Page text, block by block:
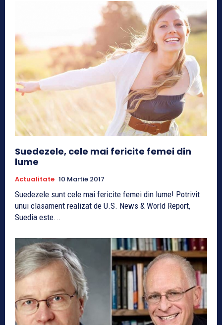
Suedezele, cele mai fericite femei din
lume
Actualitate 10 Martie 2017
Suedezele sunt cele mai fericite femei din lume! Potrivit
unui clasament realizat de U.S. News & World Report,
Suedia este...